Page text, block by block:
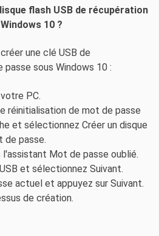
flash USB de récupération
10 ?
une clé USB de
sous Windows 10 :
PC.
réinitialisation de mot de passe
et sélectionnez Créer un disque
de passe.
l'assistant Mot de passe oublié.
et sélectionnez Suivant.
actuel et appuyez sur Suivant.
de création.